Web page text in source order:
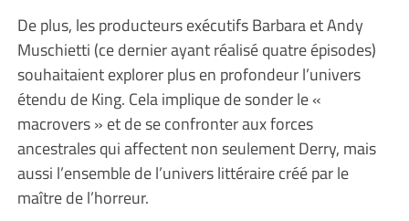
De plus, les producteurs exécutifs Barbara et Andy
Muschietti (ce dernier ayant réalisé quatre épisodes)
souhaitaient explorer plus en profondeur l’univers
étendu de King. Cela implique de sonder le «
macrovers » et de se confronter aux forces
ancestrales qui affectent non seulement Derry, mais
aussi l’ensemble de l’univers littéraire créé par le
maître de l’horreur.